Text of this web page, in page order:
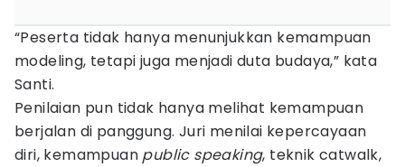
“Peserta tidak hanya menunjukkan kemampuan
modeling, tetapi juga menjadi duta budaya,” kata
Santi.
Penilaian pun tidak hanya melihat kemampuan
berjalan di panggung. Juri menilai kepercayaan
diri, kemampuan public speaking, teknik catwalk,